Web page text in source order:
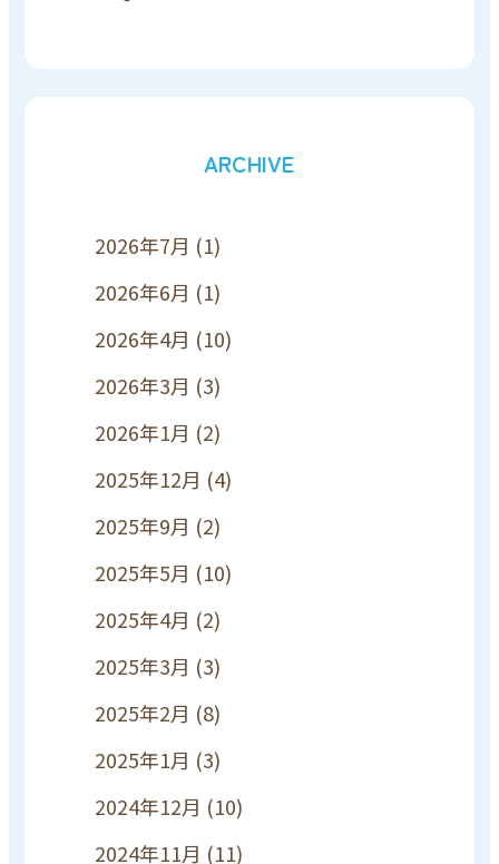
ARCHIVE
2026年7月 (1)
2026年6月 (1)
2026年4月 (10)
2026年3月 (3)
2026年1月 (2)
2025年12月 (4)
2025年9月 (2)
2025年5月 (10)
2025年4月 (2)
2025年3月 (3)
2025年2月 (8)
2025年1月 (3)
2024年12月 (10)
2024年11月 (11)